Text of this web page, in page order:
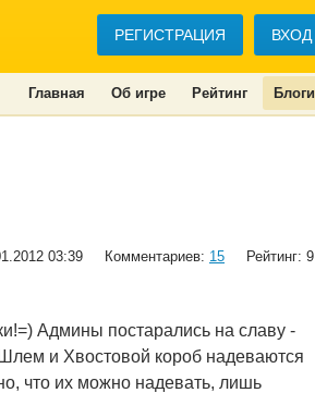
РЕГИСТРАЦИЯ ВХОД
Главная Об игре Рейтинг Блоги
03:39 Комментариев: 15 Рейтинг: 9
Админы постарались на славу -
и Хвостовой короб надеваются
что их можно надевать, лишь